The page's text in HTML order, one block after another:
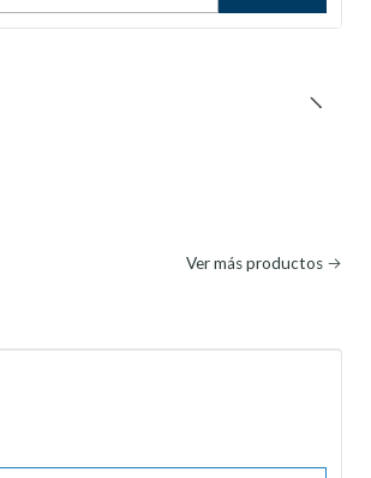
Ver más productos